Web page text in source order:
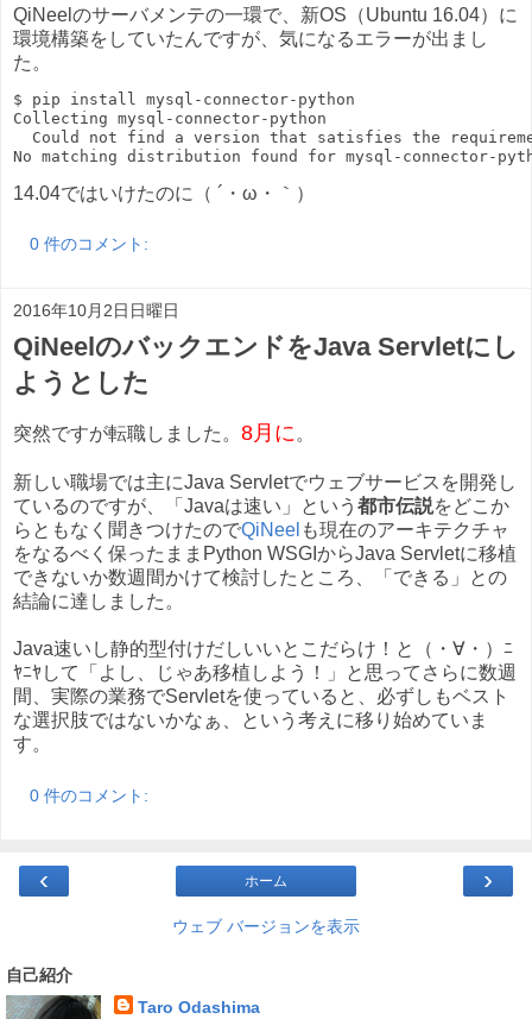
QiNeelのサーバメンテの一環で、新OS（Ubuntu 16.04）に
環境構築をしていたんですが、気になるエラーが出まし
た。
$ pip install mysql-connector-python
Collecting mysql-connector-python
Could not find a version that satisfies the
14.04ではいけたのに（ ´・ω・｀）
0 件のコメント:
2016年10月2日日曜日
QiNeelのバックエンドをJava Servletにし
ようとした
突然ですが転職しました。 8月に。
新しい職場では主にJava Servletでウェブサービスを開発し
ているのですが、「Javaは速い」という 都市伝説をどこか
らともなく聞きつけたのでQiNeel も現在のアーキテクチャ
をなるべく保ったままPython WSGIからJava Servletに移植
できないか数週間かけて検討したところ、「できる」との
結論に達しました。
Java速いし静的型付けだしいいとこだらけ！と（・∀・）ﾆ
ﾔﾆﾔして「よし、じゃあ移植しよう！」と思ってさらに数週
間、実際の業務でServletを使っていると、必ずしもベスト
な選択肢ではないかなぁ、という考えに移り始めていま
す。
0 件のコメント:
‹ ›
ホーム
ウェブ バージョンを表示
自己紹介
Taro Odashima